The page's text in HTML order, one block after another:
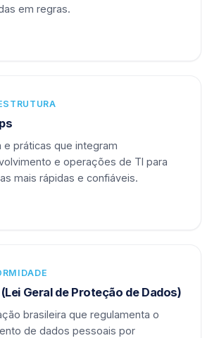
em regras.
e práticas que integram
e operações de TI para
mais rápidas e confiáveis.
(Lei Geral de Proteção de Dados)
brasileira que regulamenta o
de dados pessoais por